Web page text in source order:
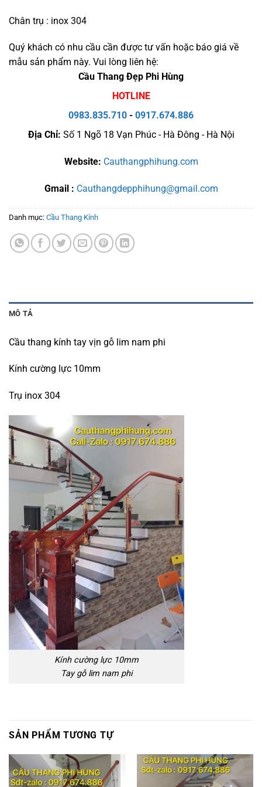
Chân trụ : inox 304
Quý khách có nhu cầu cần được tư vấn hoặc báo giá về
mẫu sản phẩm này. Vui lòng liên hệ:
Cầu Thang Đẹp Phi Hùng
HOTLINE
0983.835.710 - 0917.674.886
Địa Chỉ: Số 1 Ngõ 18 Vạn Phúc - Hà Đông - Hà Nội
Website: Cauthangphihung.com
Gmail : Cauthangdepphihung@gmail.com
Danh mục: Cầu Thang Kính
MÔ TẢ
Cầu thang kính tay vịn gỗ lim nam phi
Kính cường lực 10mm
Trụ inox 304
Kính cường lực 10mm
Tay gỗ lim nam phi
SẢN PHẨM TƯƠNG TỰ